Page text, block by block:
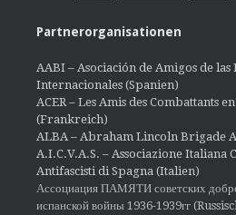
Partnerorganisationen
AABI – Asociación de Amigos de las
Internacionales (Spanien)
ACER – Les Amis des Combattants
(Frankreich)
ALBA – Abraham Lincoln Brigade
A.I.C.V.A.S. – Associazione
Antifascisti di Spagna (Italien)
Ассоциация ПАМЯТИ советских
испанской войны 1936-1939гг